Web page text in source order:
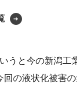
うと今の新潟工
回の液状化被害